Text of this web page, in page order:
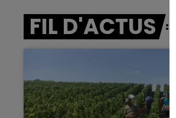
FIL D'ACTUS